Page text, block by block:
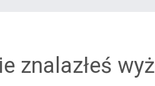
znalazłeś